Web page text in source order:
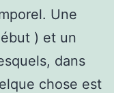
Une
) et un
dans
chose est